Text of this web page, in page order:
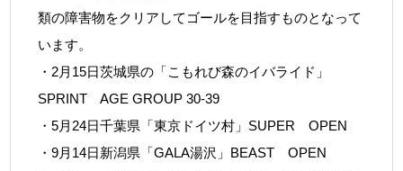
類の障害物をクリアしてゴールを目指すものとなって
います。
・2月15日茨城県の「こもれび森のイバライド」
SPRINT AGE GROUP 30-39
・5月24日千葉県「東京ドイツ村」SUPER OPEN
・9月14日新潟県「GALA湯沢」BEAST OPEN